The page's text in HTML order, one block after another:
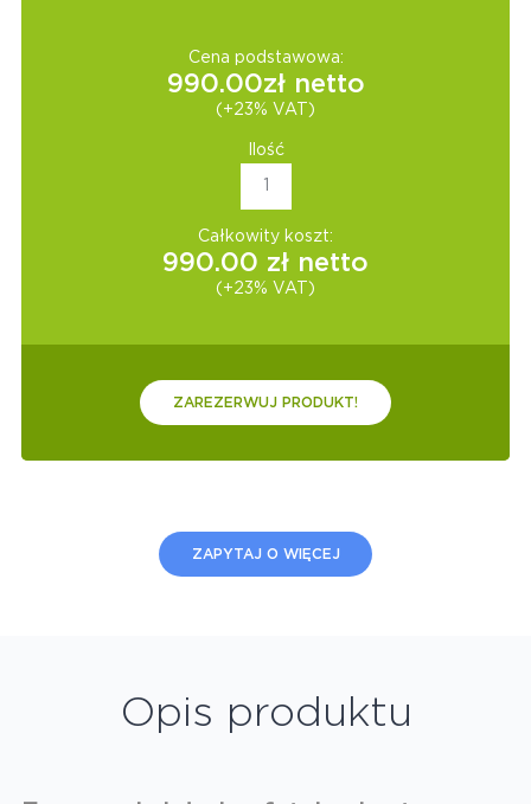
Cena podstawowa:
990.00zł netto
(+23% VAT)
Ilość
Całkowity koszt:
990.00 zł netto
(+23% VAT)
ZAREZERWUJ PRODUKT!
ZAPYTAJ O WIĘCEJ
Opis produktu